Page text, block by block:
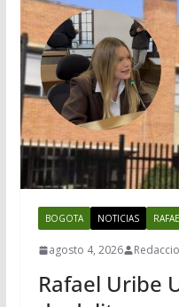
BOGOTA NOTICIAS
agosto 4, 2026
Rafael Uribe